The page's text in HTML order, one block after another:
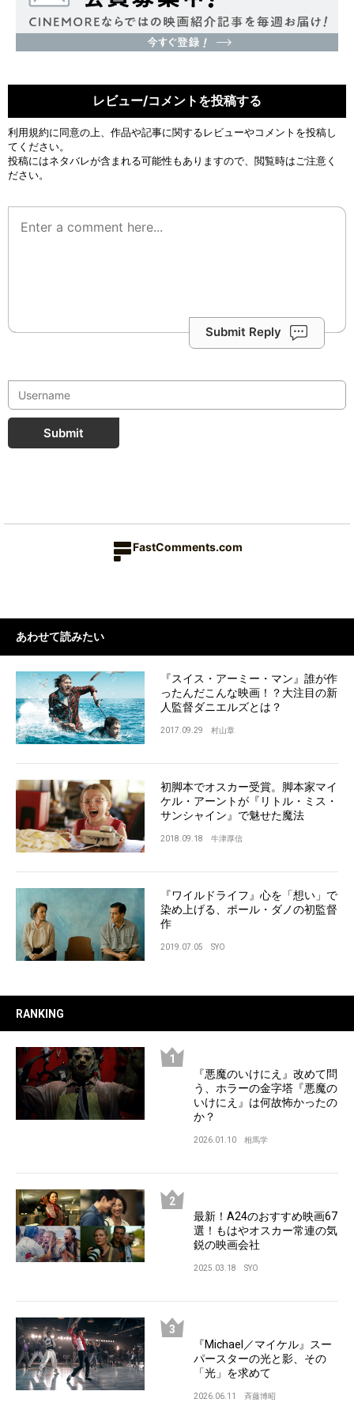
レビュー/コメントを投稿する
利用規約に同意の上、作品や記事に関するレビューやコメントを投稿し
てください。
投稿にはネタバレが含まれる可能性もありますので、閲覧時はご注意く
ださい。
Submit Reply
Submit
FastComments.com
あわせて読みたい
『スイス・アーミー・マン』誰が作
ったんだこんな映画！？大注目の新
人監督ダニエルズとは？
2017.09.29 村山章
初脚本でオスカー受賞。脚本家マイ
ケル・アーントが『リトル・ミス・
サンシャイン』で魅せた魔法
2018.09.18 牛津厚信
『ワイルドライフ』心を「想い」で
染め上げる、ポール・ダノの初監督
作
2019.07.05 SYO
RANKING
『悪魔のいけにえ』改めて問
う、ホラーの金字塔『悪魔の
いけにえ』は何故怖かったの
か？
2026.01.10 相馬学
最新！A24のおすすめ映画67
選！もはやオスカー常連の気
鋭の映画会社
2025.03.18 SYO
『Michael／マイケル』スー
パースターの光と影、その
「光」を求めて
2026.06.11 斉藤博昭